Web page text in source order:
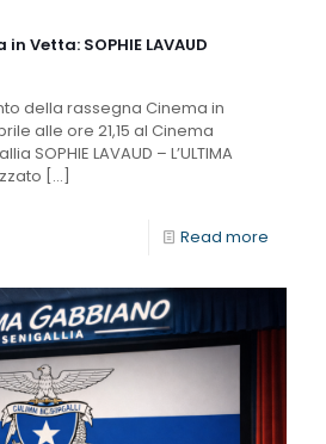
Vetta: SOPHIE LAVAUD
della rassegna Cinema in
alle ore 21,15 al Cinema
SOPHIE LAVAUD – L’ULTIMA
[…]
Read more